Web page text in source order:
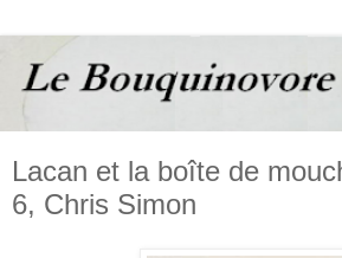
Lacan et la boîte de
6, Chris Simon